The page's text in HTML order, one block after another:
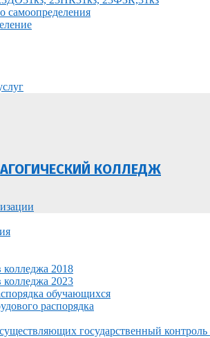
самоопределения
КОЛЛЕДЖ
колледжа 2018
колледжа 2023
обучающихся
распорядка
государственный